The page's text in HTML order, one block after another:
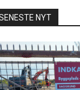
NYT